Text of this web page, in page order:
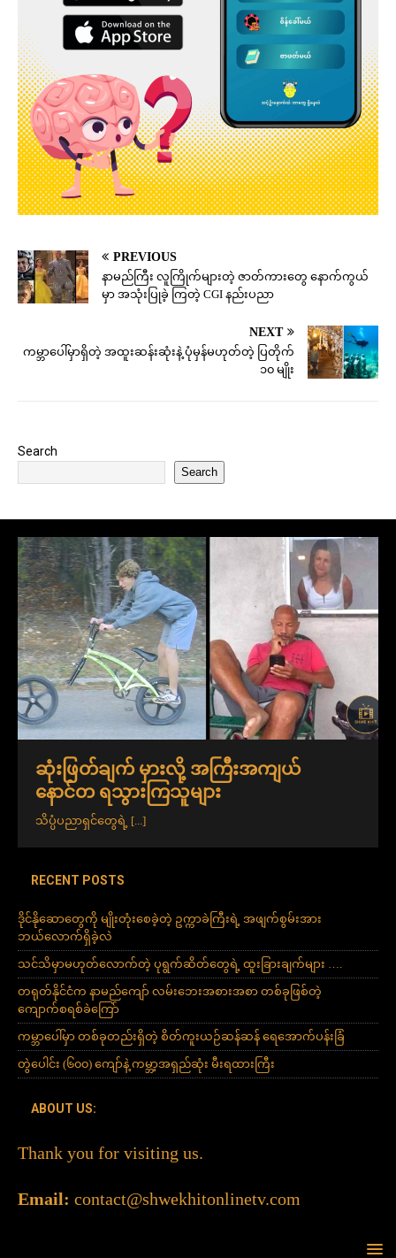
PREVIOUS
နာမည်ကြီး လူကြိုက်များတဲ့ ဇာတ်ကားတွေ နောက်ကွယ်
မှာ အသုံးပြုခဲ့ ကြတဲ့ CGI နည်းပညာ
NEXT
ကမ္ဘာပေါ်မှာရှိတဲ့ အထူးဆန်းဆုံးနဲ့ ပုံမှန်မဟုတ်တဲ့ ပြတိုက်
၁၀ မျိုး
Search
Search
ဆုံးဖြတ်ချက် မှားလို့ အကြီးအကျယ်
နောင်တ ရသွားကြသူများ
သိပ္ပံပညာရှင်တွေရဲ့ [...]
RECENT POSTS
ဒိုင်နိုဆောတွေကို မျိုးတုံးစေခဲ့တဲ့ ဥက္ကာခဲကြီးရဲ့ အဖျက်စွမ်းအား
ဘယ်လောက်ရှိခဲ့လဲ
သင်သိမှာမဟုတ်လောက်တဲ့ ပုရွက်ဆိတ်တွေရဲ့ ထူးခြားချက်များ ….
တရုတ်နိုင်ငံက နာမည်ကျော် လမ်းဘေးအစားအစာ တစ်ခုဖြစ်တဲ့
ကျောက်စရစ်ခဲကြော်
ကမ္ဘာပေါ်မှာ တစ်ခုတည်းရှိတဲ့ စိတ်ကူးယဉ်ဆန်ဆန် ရေအောက်ပန်းခြံ
တွဲပေါင်း (၆၀၀) ကျော်နဲ့ ကမ္ဘာ့အရှည်ဆုံး မီးရထားကြီး
ABOUT US:
Thank you for visiting us.
Email: contact@shwekhitonlinetv.com